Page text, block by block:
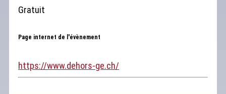
Gratuit
Page internet de l'évènement
https://www.dehors-ge.ch/